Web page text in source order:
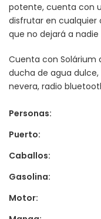
potente, cuenta con
disfrutar en cualquier
que no dejará a
Cuenta con Solárium
ducha de agua
nevera, radio
Personas:
Puerto:
Caballos:
Gasolina:
Motor: